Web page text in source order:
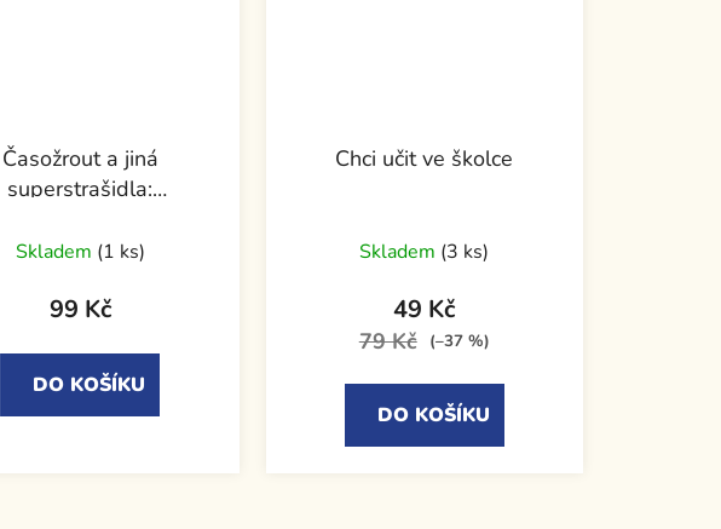
Časožrout a jiná
superstrašidla:
strašidel
Skladem (1 ks)
99 Kč
DO KOŠÍKU
Chci učit ve školce
Skladem (3 ks)
49 Kč
79 Kč (–37 %)
DO KOŠÍKU